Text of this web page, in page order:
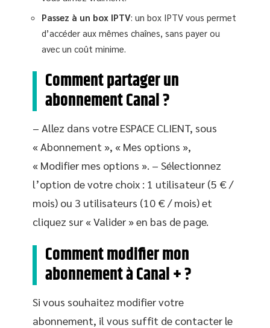
Passez à un box IPTV: un box IPTV vous permet
d’accéder aux mêmes chaînes, sans payer ou
avec un coût minime.
Comment partager un
abonnement Canal ?
– Allez dans votre ESPACE CLIENT, sous
« Abonnement », « Mes options »,
« Modifier mes options ». – Sélectionnez
l’option de votre choix : 1 utilisateur (5 € /
mois) ou 3 utilisateurs (10 € / mois) et
cliquez sur « Valider » en bas de page.
Comment modifier mon
abonnement à Canal + ?
Si vous souhaitez modifier votre
abonnement, il vous suffit de contacter le